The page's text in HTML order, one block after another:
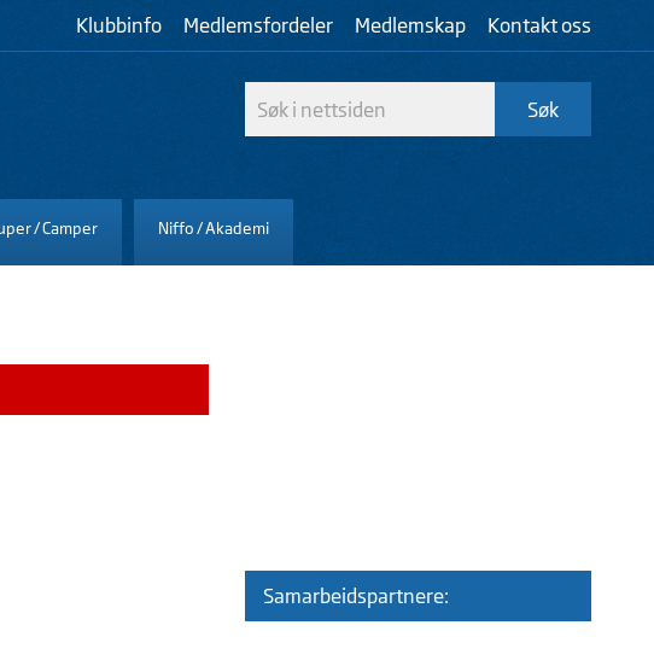
Klubbinfo Medlemsfordeler Medlemskap Kontakt oss
/ Camper Niffo / Akademi
Samarbeidspartnere: